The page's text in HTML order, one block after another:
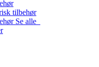
tilbehør
Se alle